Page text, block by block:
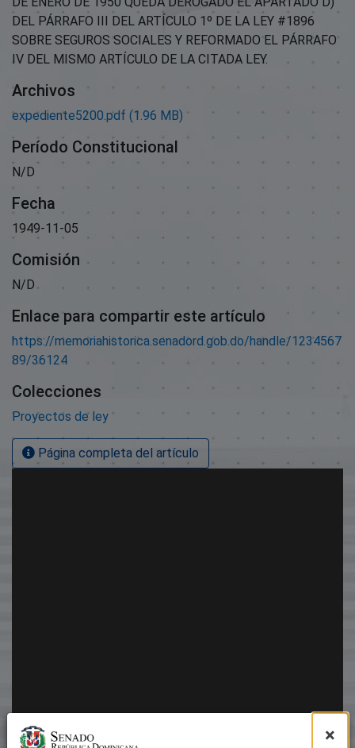
DEL PÁRRAFO III DEL ARTÍCULO 1º DE LA LEY #1896
SOBRE SEGUROS SOCIALES Y REFORMADO EL PÁRRAFO
IV DEL MISMO ARTÍCULO DE LA CITADA LEY.
Archivos
expediente5200.pdf (1.96 MB)
Período Constitucional
N/D
Fecha
1949-11-05
Comisión
N/D
Enlace para compartir este artículo
https://memoriahistorica.senadord.gob.do/handle/1234567
89/36124
Colecciones
Proyectos de ley
Página completa del artículo
×